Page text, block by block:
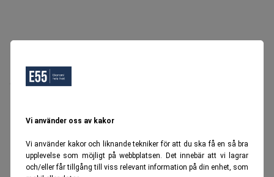
Vi använder oss av kakor
Vi använder kakor och liknande tekniker för att du ska få en så bra
upplevelse som möjligt på webbplatsen. Det innebär att vi lagrar
och/eller får tillgång till viss relevant information på din enhet, som
Oops, Ett fel inträffade.